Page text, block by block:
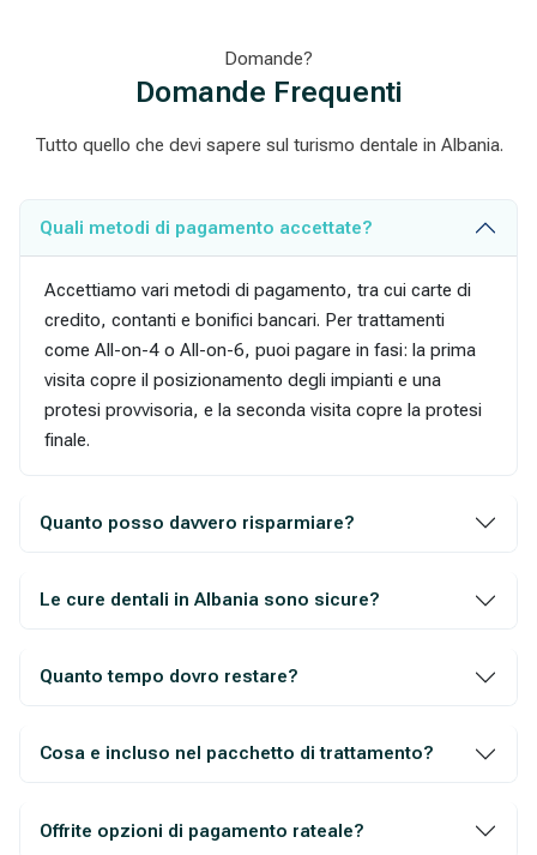
Domande?
Domande Frequenti
Tutto quello che devi sapere sul turismo dentale in Albania.
Quali metodi di pagamento accettate?
Accettiamo vari metodi di pagamento, tra cui carte di
credito, contanti e bonifici bancari. Per trattamenti
come All-on-4 o All-on-6, puoi pagare in fasi: la prima
visita copre il posizionamento degli impianti e una
protesi provvisoria, e la seconda visita copre la protesi
finale.
Quanto posso davvero risparmiare?
Le cure dentali in Albania sono sicure?
Quanto tempo dovro restare?
Cosa e incluso nel pacchetto di trattamento?
Offrite opzioni di pagamento rateale?